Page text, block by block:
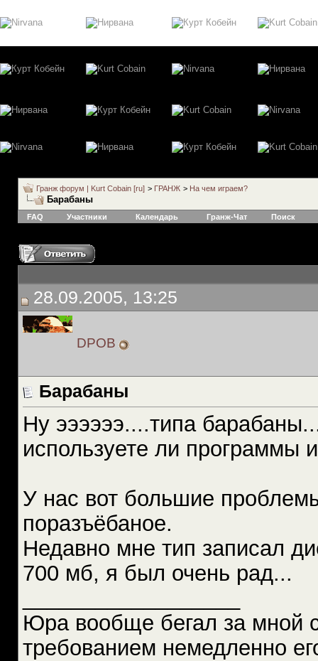
Гранж форум | Kurt Cobain [ru] > ГРАНЖ > На чем играем?
Барабаны
FAQ Участники Календарь Гранж-Чат Поиск
28.09.2005, 13:25
DPOB
Барабаны
Ну ээээээ....типа
используете ли программы
У нас вот большие
поразъёбаное.
Недавно мне тип записал
700 мб, я был очень рад...
Юра вообще бегал за мной
требованием немедленно